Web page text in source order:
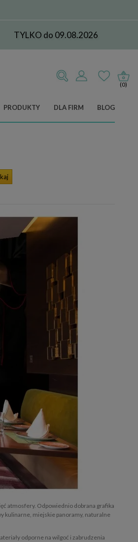
TYLKO do 09.08.2026
(0)
PRODUKTY DLA FIRM BLOG
atmosfery. Odpowiednio dobrana grafika
kulinarne, miejskie panoramy, naturalne
odporne na wilgoć i zabrudzenia